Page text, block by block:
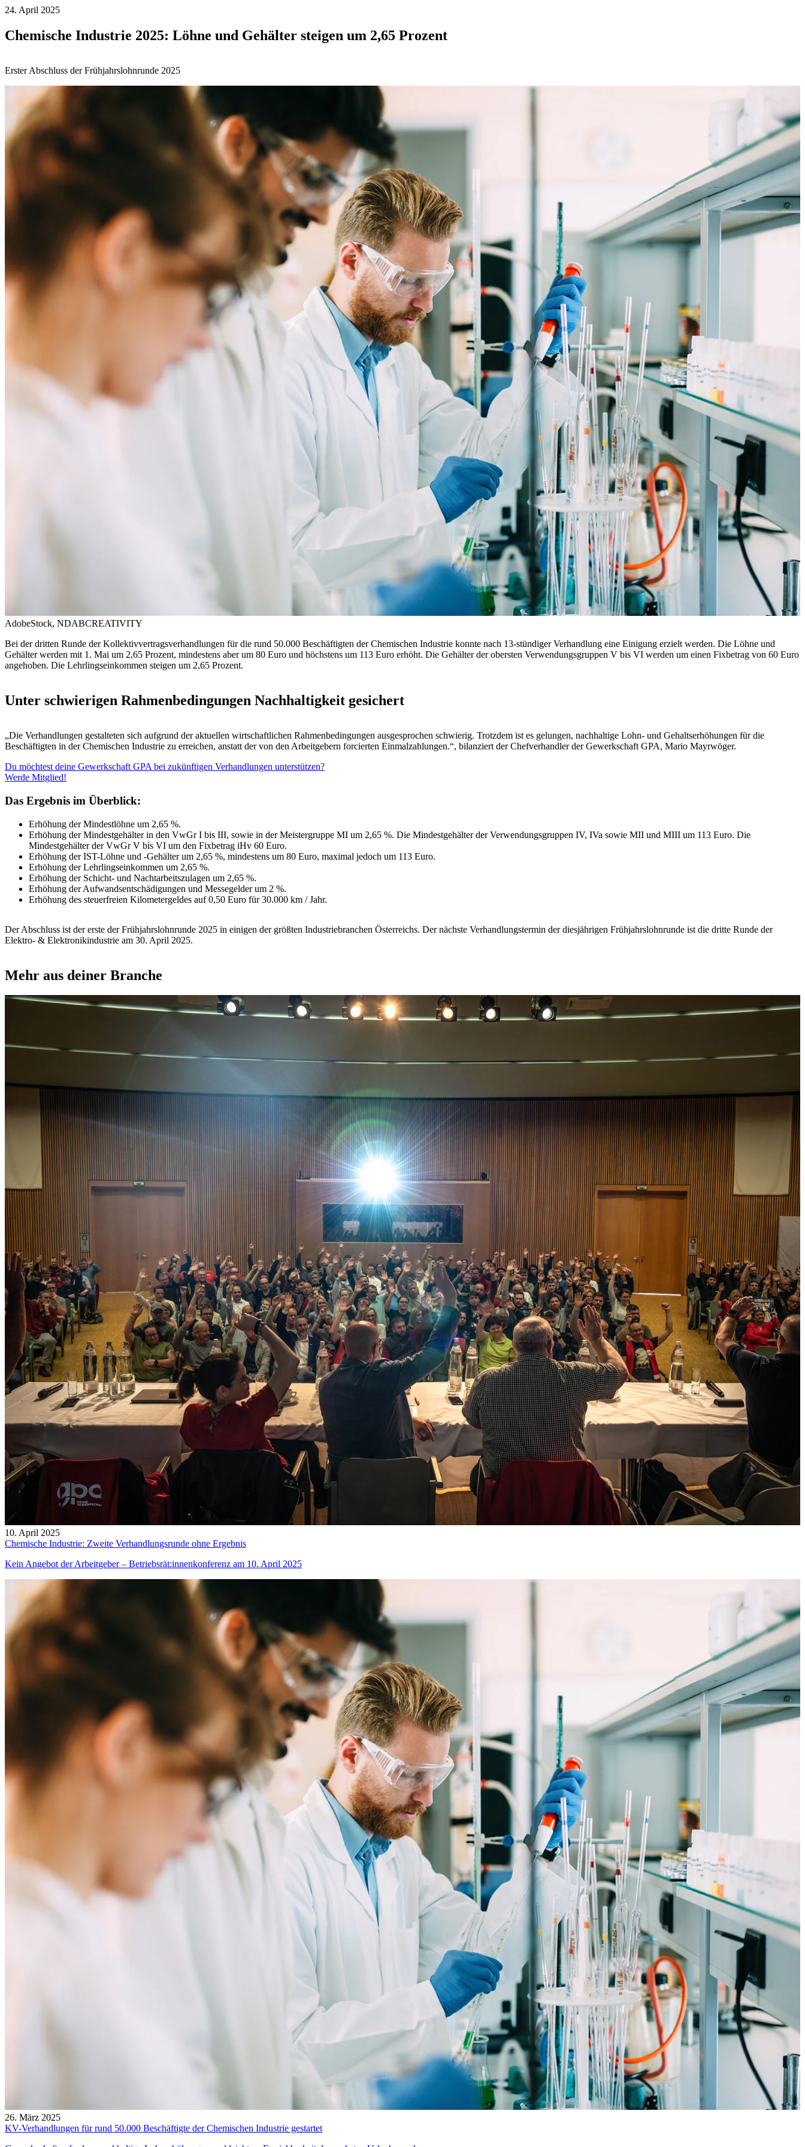
24. April 2025
Chemische Industrie 2025: Löhne und Gehälter steigen um 2,65 Prozent
Erster Abschluss der Frühjahrslohnrunde 2025
AdobeStock, NDABCREATIVITY
Bei der dritten Runde der Kollektivvertragsverhandlungen für die rund 50.000 Beschäftigten der Chemischen Industrie konnte nach 13-stündiger Verhandlung eine Einigung erzielt werden. Die Löhne und
Gehälter werden mit 1. Mai um 2,65 Prozent, mindestens aber um 80 Euro und höchstens um 113 Euro erhöht. Die Gehälter der obersten Verwendungsgruppen V bis VI werden um einen Fixbetrag von 60 Euro
angehoben. Die Lehrlingseinkommen steigen um 2,65 Prozent.
Unter schwierigen Rahmenbedingungen Nachhaltigkeit gesichert
„Die Verhandlungen gestalteten sich aufgrund der aktuellen wirtschaftlichen Rahmenbedingungen ausgesprochen schwierig. Trotzdem ist es gelungen, nachhaltige Lohn- und Gehaltserhöhungen für die
Beschäftigten in der Chemischen Industrie zu erreichen, anstatt der von den Arbeitgebern forcierten Einmalzahlungen.“, bilanziert der Chefverhandler der Gewerkschaft GPA, Mario Mayrwöger.
Du möchtest deine Gewerkschaft GPA bei zukünftigen Verhandlungen unterstützen?
Werde Mitglied!
Das Ergebnis im Überblick:
Erhöhung der Mindestlöhne um 2,65 %.
Erhöhung der Mindestgehälter in den VwGr I bis III, sowie in der Meistergruppe MI um 2,65 %. Die Mindestgehälter der Verwendungsgruppen IV, IVa sowie MII und MIII um 113 Euro. Die
Mindestgehälter der VwGr V bis VI um den Fixbetrag iHv 60 Euro.
Erhöhung der IST-Löhne und -Gehälter um 2,65 %, mindestens um 80 Euro, maximal jedoch um 113 Euro.
Erhöhung der Lehrlingseinkommen um 2,65 %.
Erhöhung der Schicht- und Nachtarbeitszulagen um 2,65 %.
Erhöhung der Aufwandsentschädigungen und Messegelder um 2 %.
Erhöhung des steuerfreien Kilometergeldes auf 0,50 Euro für 30.000 km / Jahr.
Der Abschluss ist der erste der Frühjahrslohnrunde 2025 in einigen der größten Industriebranchen Österreichs. Der nächste Verhandlungstermin der diesjährigen Frühjahrslohnrunde ist die dritte Runde der
Elektro- & Elektronikindustrie am 30. April 2025.
Mehr aus deiner Branche
10. April 2025
Chemische Industrie: Zweite Verhandlungsrunde ohne Ergebnis
Kein Angebot der Arbeitgeber – Betriebsrät:innenkonferenz am 10. April 2025
26. März 2025
KV-Verhandlungen für rund 50.000 Beschäftigte der Chemischen Industrie gestartet